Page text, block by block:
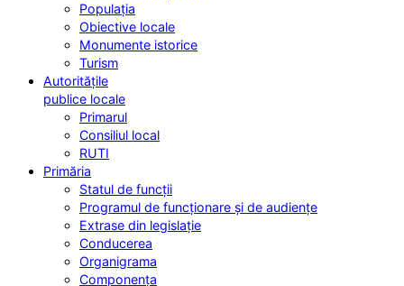
Populația
Obiective locale
Monumente istorice
Turism
Autoritățile
publice locale
Primarul
Consiliul local
RUTI
Primăria
Statul de funcții
Programul de funcționare și de audiențe
Extrase din legislație
Conducerea
Organigrama
Componența